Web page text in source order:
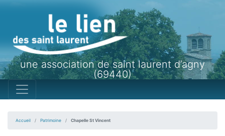
une association de saint laurent d’agny
(69440)
Accueil Patrimoine Chapelle St Vincent